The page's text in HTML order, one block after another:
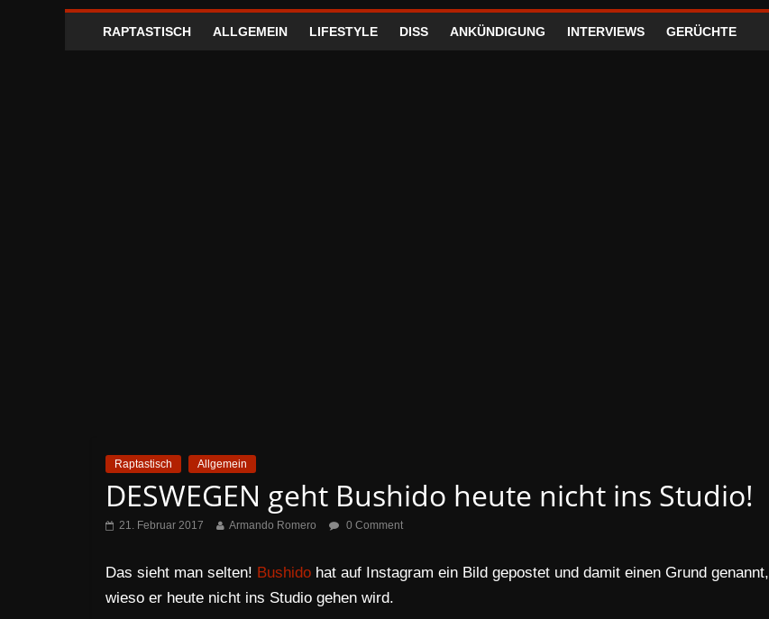
RAPTASTISCH ALLGEMEIN LIFESTYLE DISS ANKÜNDIGUNG INTERVIEWS GERÜCHTE
Raptastisch Allgemein
DESWEGEN geht Bushido heute nicht ins Studio!
21. Februar 2017 Armando Romero 0 Comment
Das sieht man selten! Bushido hat auf Instagram ein Bild gepostet und damit einen Grund genannt,
wieso er heute nicht ins Studio gehen wird.